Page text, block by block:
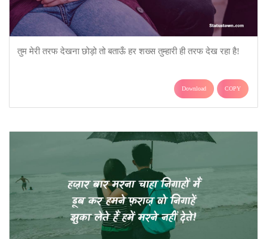
तुम मेरी तरफ देखना छोड़ो तो बताऊँ हर शख्स तुम्हारी ही तरफ देख रहा है!
Download COPY